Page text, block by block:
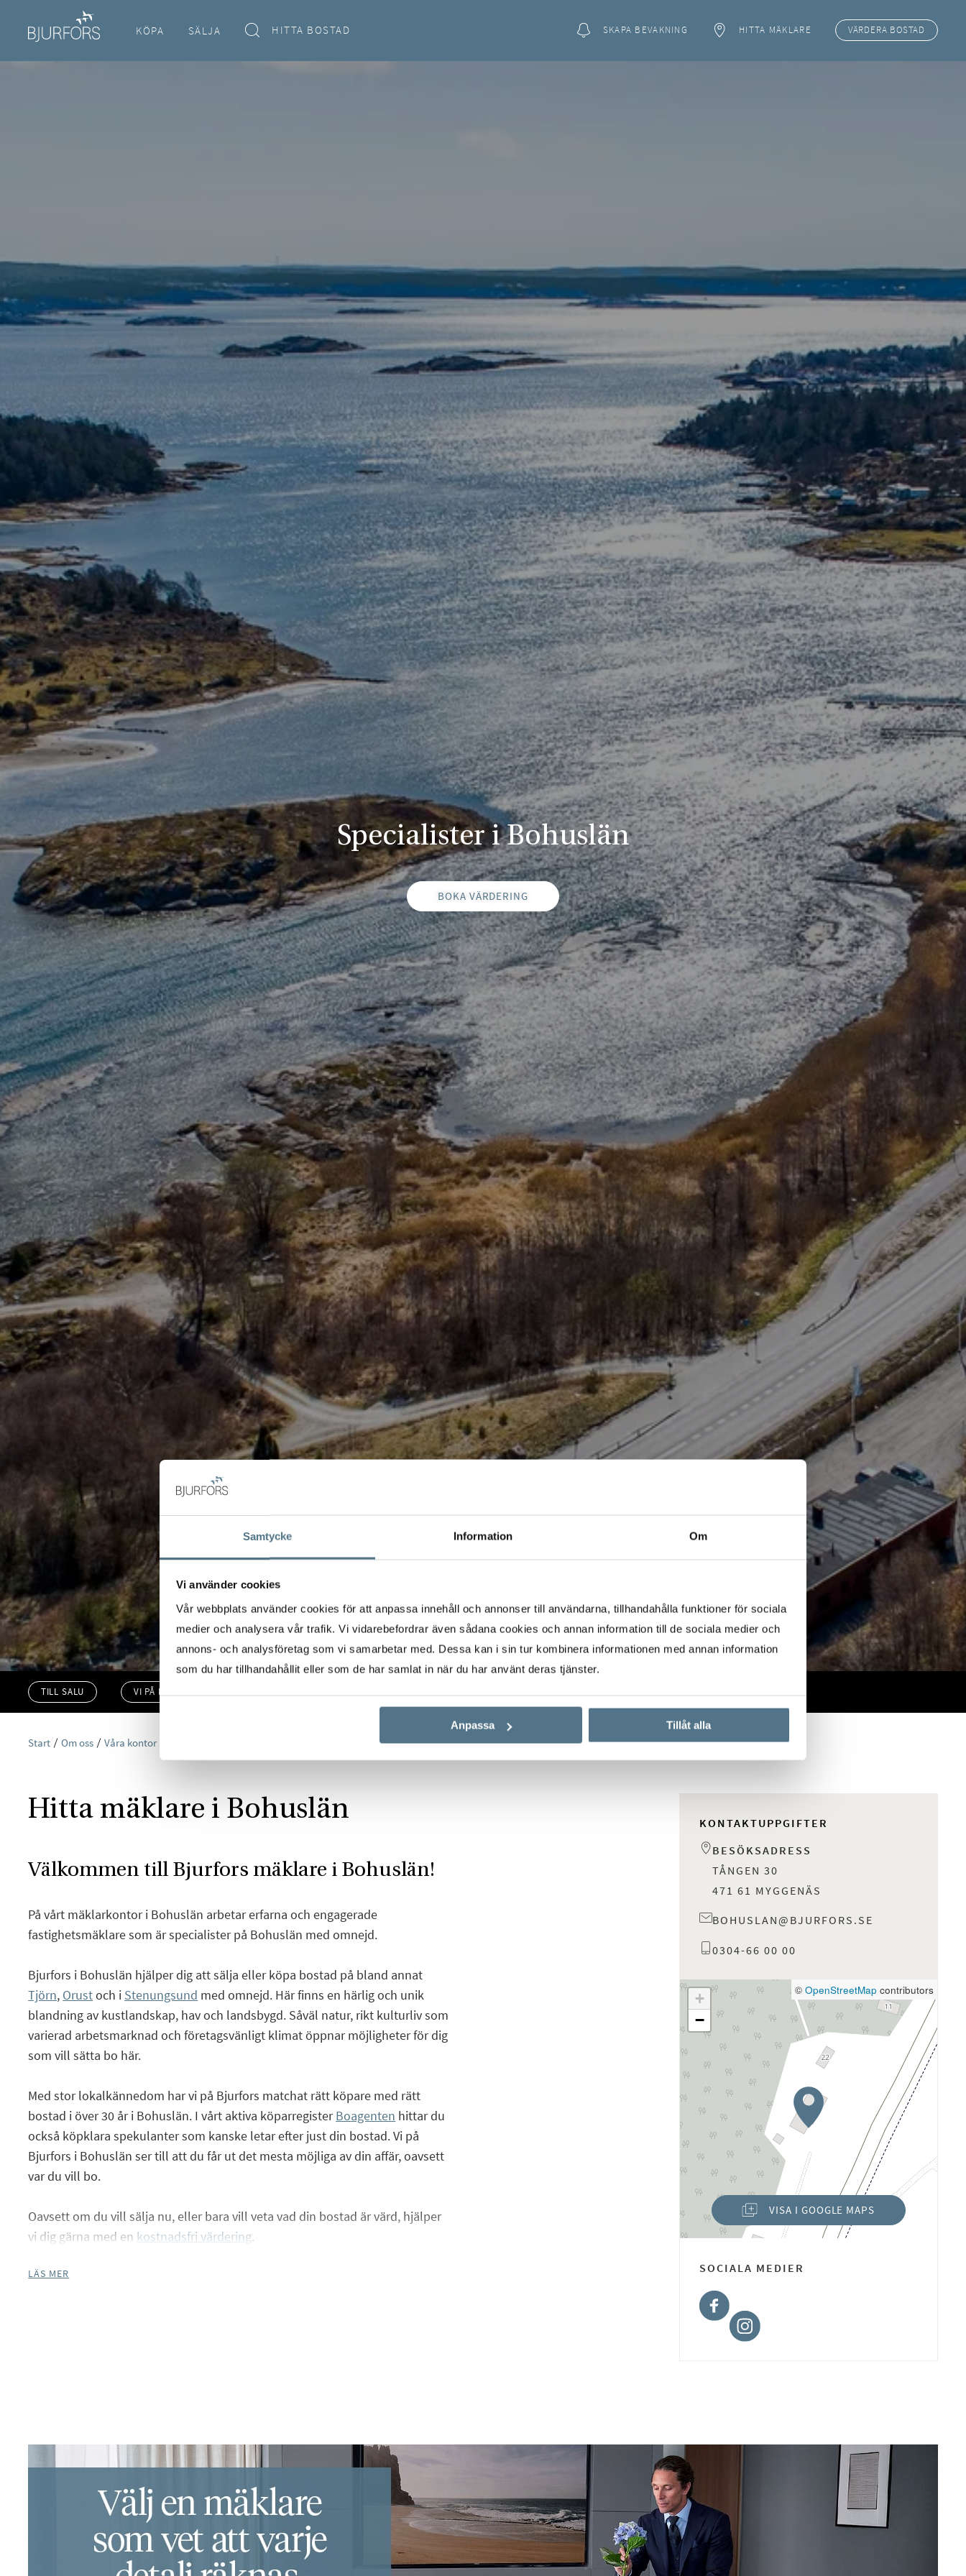
Samtycke Information Om
Vi använder cookies
Vår webbplats använder cookies för att anpassa innehåll och annonser till användarna, tillhandahålla funktioner för sociala
medier och analysera vår trafik. Vi vidarebefordrar även sådana cookies och annan information till de sociala medier och
annons- och analysföretag som vi samarbetar med. Dessa kan i sin tur kombinera informationen med annan information
som du har tillhandahållit eller som de har samlat in när du har använt deras tjänster.
Anpassa Tillåt alla
KÖPA SÄLJA HITTA BOSTAD SKAPA BEVAKNING HITTA MÄKLARE VÄRDERA BOSTAD
Specialister i Bohuslän
BOKA VÄRDERING
TILL SALU VI PÅ KONTORET
Start Om oss Våra kontor
Hitta mäklare i Bohuslän
Välkommen till Bjurfors mäklare i Bohuslän!
På vårt mäklarkontor i Bohuslän arbetar erfarna och engagerade
fastighetsmäklare som är specialister på Bohuslän med omnejd.
Bjurfors i Bohuslän hjälper dig att sälja eller köpa bostad på bland annat
Tjörn, Orustoch i Stenungsund med omnejd. Här finns en härlig och unik
blandning av kustlandskap, hav och landsbygd. Såväl natur, rikt kulturliv som
varierad arbetsmarknad och företagsvänligt klimat öppnar möjligheter för dig
som vill sätta bo här.
Med stor lokalkännedom har vi på Bjurfors matchat rätt köpare med rätt
bostad i över 30 år i Bohuslän. I vårt aktiva köparregisterBoagenten hittar du
också köpklara spekulanter som kanske letar efter just din bostad. Vi på
Bjurfors i Bohuslän ser till att du får ut det mesta möjliga av din affär, oavsett
var du vill bo.
Oavsett om du vill sälja nu, eller bara vill veta vad din bostad är värd, hjälper
vi dig gärna med en kostnadsfri värdering.
LÄS MER
KONTAKTUPPGIFTER
BESÖKSADRESS
TÅNGEN 30
471 61 MYGGENÄS
BOHUSLAN@BJURFORS.SE
0304-66 00 00
+
−
© OpenStreetMap contributors
VISA I GOOGLE MAPS
(ÖPPNAS I NYTT FÖNSTER)
SOCIALA MEDIER